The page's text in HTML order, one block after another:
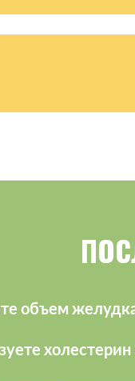
объем